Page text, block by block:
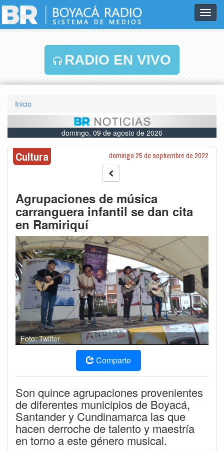
RADIO EN VIVO
Inicio
domingo, 09 de agosto de 2026
Cultura domingo 25 de septiembre de 2022
Agrupaciones de música
carranguera infantil se dan cita
en Ramiriquí
Foto: Twitter
Comparte
Son quince agrupaciones provenientes
de diferentes municipios de Boyacá,
Santander y Cundinamarca las que
hacen derroche de talento y maestría
en torno a este género musical.